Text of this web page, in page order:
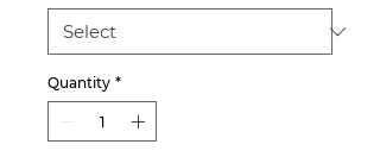
Quantity *